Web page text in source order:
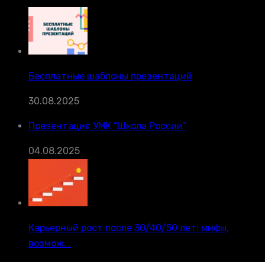
Бесплатные шаблоны презентаций
30.08.2025
Презентация УМК “Школа России”
04.08.2025
Карьерный рост после 30/40/50 лет: мифы,
возмож...